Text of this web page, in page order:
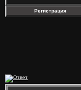
Регистрация